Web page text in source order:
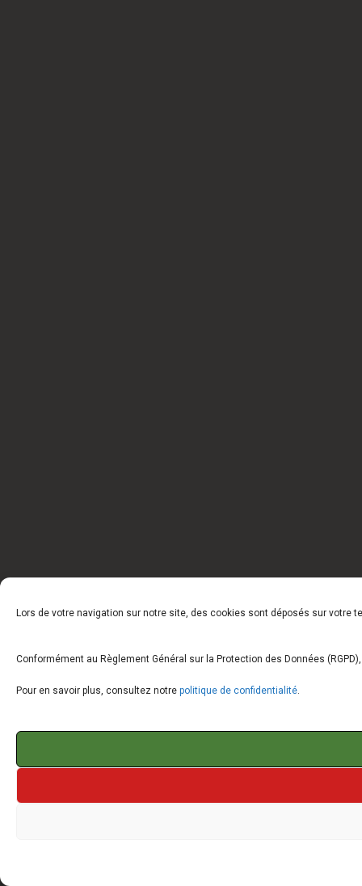
Lors de votre navigation sur notre site, des cookies sont déposés sur votre
Conformément au Règlement Général sur la Protection des Données
Pour en savoir plus, consultez notre politique de confidentialité.